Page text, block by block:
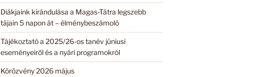
Diákjaink kirándulása a Magas-Tátra legszebb
tájain 5 napon át – élménybeszámoló
Tájékoztató a 2025/26-os tanév júniusi
eseményeiről és a nyári programokról
Körözvény 2026 május